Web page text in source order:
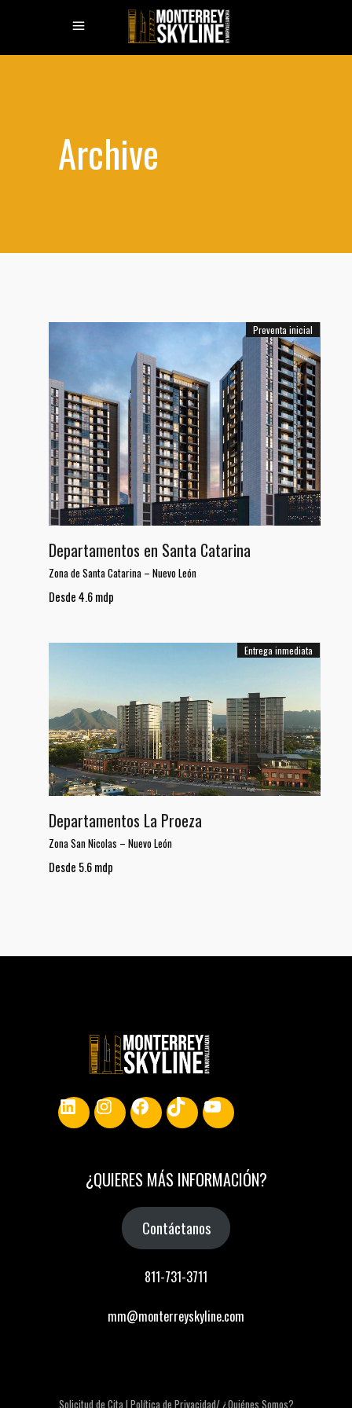
Archive
Preventa inicial
Departamentos en Santa Catarina
Zona de Santa Catarina – Nuevo León
Desde 4.6 mdp
Entrega inmediata
Departamentos La Proeza
Zona San Nicolas – Nuevo León
Desde 5.6 mdp
LinkedInInstagram
Facebook
TikTokYouTube
¿QUIERES MÁS INFORMACIÓN?
Contáctanos
811-731-3711
mm@monterreyskyline.com
Solicitud de Cita | Política de Privacidad/¿Quiénes Somos?